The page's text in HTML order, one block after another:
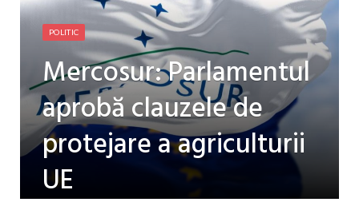
POLITIC
Mercosur: Parlamentul
aprobă clauzele de
protejare a agriculturii
UE